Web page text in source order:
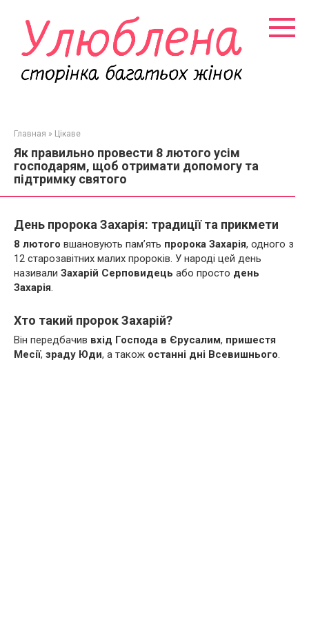
контенту
Главная » Цікаве
Як правильно провести 8 лютого усім
господарям, щоб отримати допомогу та
підтримку святого
День пророка Захарія: традиції та прикмети
8 лютого вшановують пам’ять пророка Захарія, одного з
12 старозавітних малих пророків. У народі цей день
називали Захарій Серповидець або просто день
Захарія.
Хто такий пророк Захарій?
Він передбачив вхід Господа в Єрусалим, пришестя
Месії, зраду Юди, а також останні дні Всевишнього.